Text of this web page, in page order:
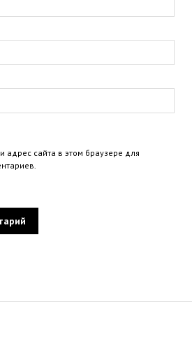
адрес сайта в этом браузере для